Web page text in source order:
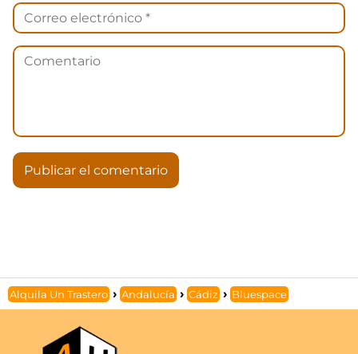
Alquila Un Trastero Andalucía Cádiz Bluespace